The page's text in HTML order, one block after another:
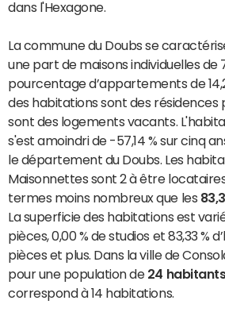
dans l'Hexagone.
La commune du Doubs se
une part de maisons individuelles de
pourcentage d’appartements de
des habitations sont des résidences
sont des logements vacants.
s'est amoindri de -57,14 % sur cinq
le département du Doubs. Les
Maisonnettes sont 2 à être
termes moins nombreux que les
La superficie des habitations est
pièces, 0,00 % de studios et 83,33 %
pièces et plus. Dans la ville de
pour une population de 24
correspond à 14 habitations.